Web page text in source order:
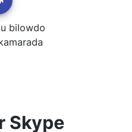
bilowdo
Skype